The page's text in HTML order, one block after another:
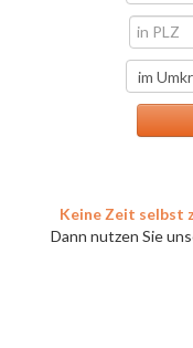
Keine Zeit selbst
Dann nutzen Sie